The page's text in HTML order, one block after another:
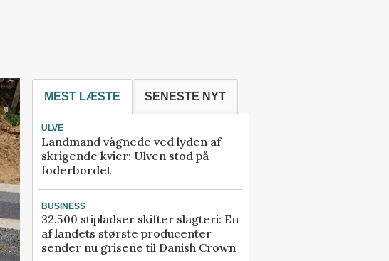
MEST LÆSTE SENESTE NYT
ULVE
Landmand vågnede ved lyden af
skrigende kvier: Ulven stod på
foderbordet
BUSINESS
32.500 stipladser skifter slagteri: En
af landets største producenter
sender nu grisene til Danish Crown